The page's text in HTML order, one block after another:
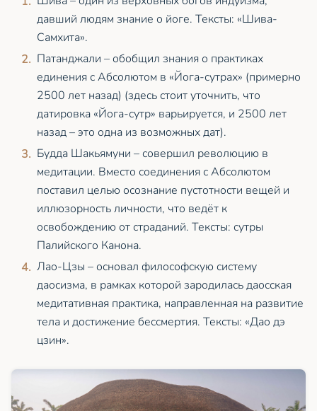
давший людям знание о йоге. Тексты: «Шива-
Самхита».
Патанджали – обобщил знания о практиках
единения с Абсолютом в «Йога-сутрах» (примерно
2500 лет назад) (здесь стоит уточнить, что
датировка «Йога-сутр» варьируется, и 2500 лет
назад – это одна из возможных дат).
Будда Шакьямуни – совершил революцию в
медитации. Вместо соединения с Абсолютом
поставил целью осознание пустотности вещей и
иллюзорность личности, что ведёт к
освобождению от страданий. Тексты: сутры
Палийского Канона.
Лао-Цзы – основал философскую систему
даосизма, в рамках которой зародилась даосская
медитативная практика, направленная на развитие
тела и достижение бессмертия. Тексты: «Дао дэ
цзин».